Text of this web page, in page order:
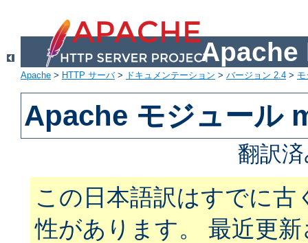
Apache
Apache > HTTP サーバ> ドキュメンテーション > バージョン 2.4 >
Apache モジュール
翻訳
この日本語訳はすでに古
性があります。 最近更